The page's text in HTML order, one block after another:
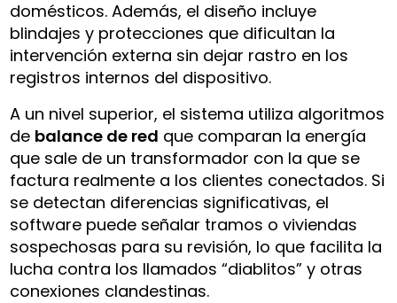
domésticos. Además, el diseño incluye
blindajes y protecciones que dificultan la
intervención externa sin dejar rastro en los
registros internos del dispositivo.
A un nivel superior, el sistema utiliza algoritmos
de balance de red que comparan la energía
que sale de un transformador con la que se
factura realmente a los clientes conectados. Si
se detectan diferencias significativas, el
software puede señalar tramos o viviendas
sospechosas para su revisión, lo que facilita la
lucha contra los llamados “diablitos” y otras
conexiones clandestinas.